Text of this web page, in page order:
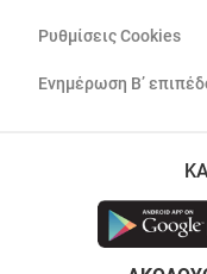
Ρυθμίσεις Cookies
Ενημέρωση Β’